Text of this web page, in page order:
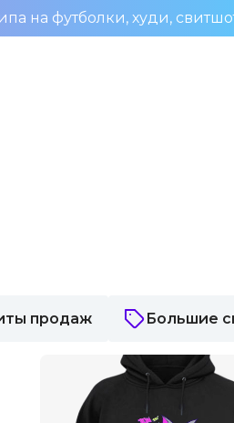
на футболки, худи,
продаж Большие